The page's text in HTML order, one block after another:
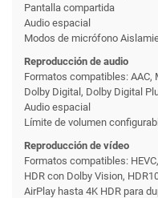
Pantalla compartida
Audio espacial
Modos de micrófono
Reproducción de audio
Formatos compatibles: AAC,
Dolby Digital, Dolby Digital
Audio espacial
Límite de volumen
Reproducción de vídeo
Formatos compatibles:
HDR con Dolby Vision,
AirPlay hasta 4K HDR para